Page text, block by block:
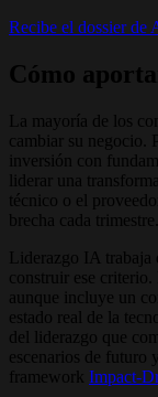
Recibe el dossier de
Cómo
La mayoría de los
cambiar su negocio.
inversión con
liderar una
técnico o el
brecha cada trimestre.
Liderazgo IA trabaja
construir ese
aunque incluye un
estado real de la
del liderazgo que
escenarios de futuro
framework Impact-